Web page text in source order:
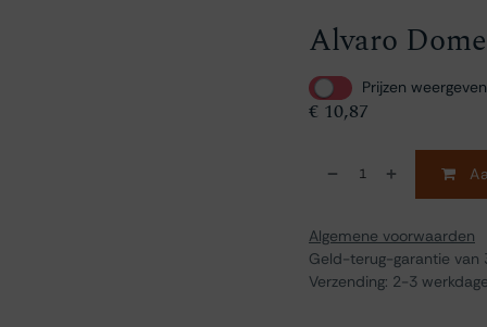
Alvaro
Prijzen
€ 10,87
Algemene voorwaarden
Geld-terug-garantie van
Verzending: 2-3